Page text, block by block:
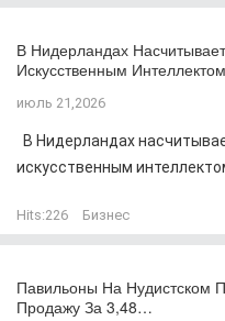
В Нидерландах
Искусственным Интеллектом
июль 21,2026
В Нидерландах
искусственным
Hits:226 Бизнес
Павильоны На Нудистском
Продажу За 3,48…